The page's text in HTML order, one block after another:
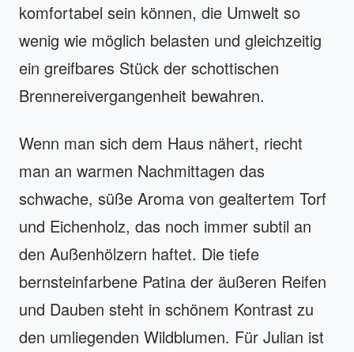
komfortabel sein können, die Umwelt so
wenig wie möglich belasten und gleichzeitig
ein greifbares Stück der schottischen
Brennereivergangenheit bewahren.
Wenn man sich dem Haus nähert, riecht
man an warmen Nachmittagen das
schwache, süße Aroma von gealtertem Torf
und Eichenholz, das noch immer subtil an
den Außenhölzern haftet. Die tiefe
bernsteinfarbene Patina der äußeren Reifen
und Dauben steht in schönem Kontrast zu
den umliegenden Wildblumen. Für Julian ist